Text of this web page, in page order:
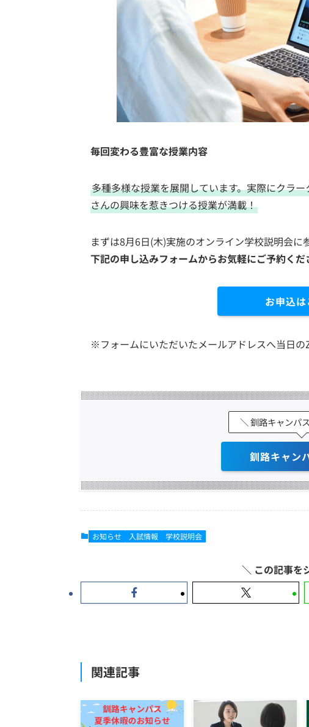
毎回変わる豊富な授業内容
多種多様な授業を展開しています。実際にクラ
さんの興味を惹きつける授業が満載！
まずは8月6日(木)実施のオンライン学校説明会に
下記の申し込みフォームからお気軽にご予約くだ
お申込は
※フォームにいただいたメールアドレスへ当日の
＼ 釧路キャンパ
釧路キャン
お知らせ 入試情報 学校説明会
関連記事